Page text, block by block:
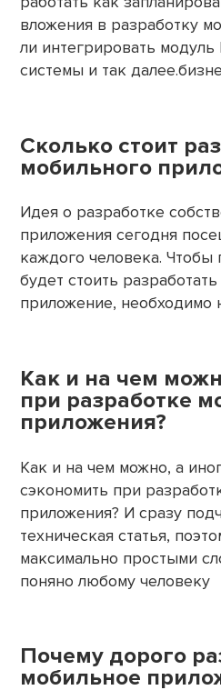
вложения в разработку
ли интегрировать
системы и так
Сколько стоит
мобильного
Идея о разработке
приложения сегодня
каждого человека. Чтобы
будет стоить
приложение, необходимо
Как и на чем
при разработке
приложения?
Как и на чем можно, а
сэкономить при
приложения? И сразу
техническая статья,
максимально простыми
поняно любому человеку
Почему дорого
мобильное